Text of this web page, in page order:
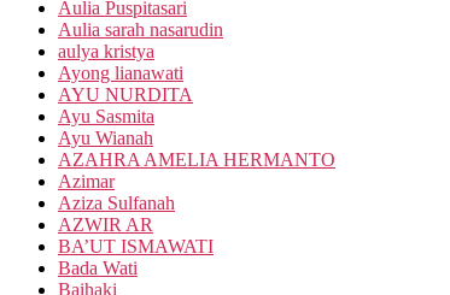
Aulia Puspitasari
Aulia sarah nasarudin
aulya kristya
Ayong lianawati
AYU NURDITA
Ayu Sasmita
Ayu Wianah
AZAHRA AMELIA HERMANTO
Azimar
Aziza Sulfanah
AZWIR AR
BA’UT ISMAWATI
Bada Wati
Baihaki